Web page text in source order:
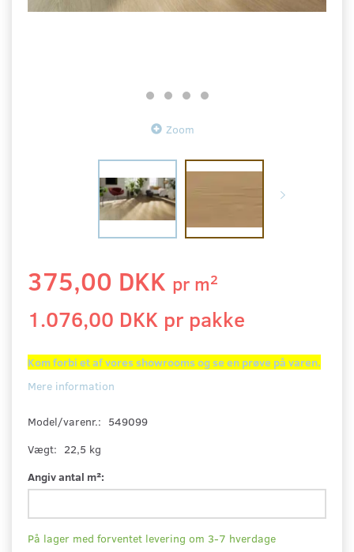
Zoom
375,00 DKK pr m2
1.076,00 DKK pr pakke
Kom forbi et af vores showrooms og se en prøve på varen.
Mere information
Model/varenr.: 549099
Vægt: 22,5 kg
Angiv antal m²:
På lager med forventet levering om 3-7 hverdage